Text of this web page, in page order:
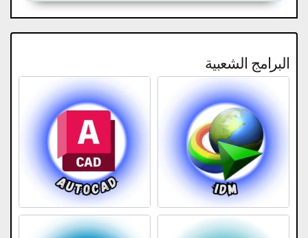
البرامج الشعبية